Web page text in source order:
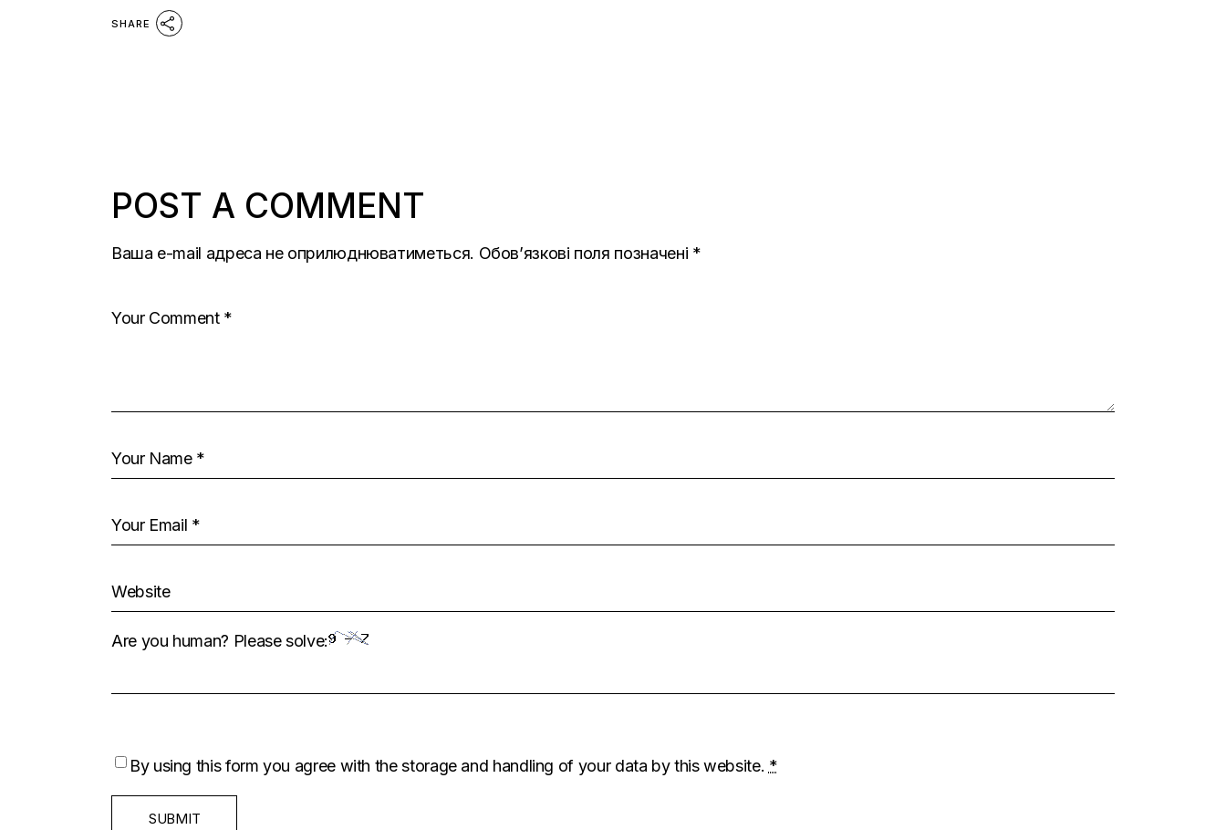
SHARE
POST A COMMENT
Ваша e-mail адреса не оприлюднюватиметься. Обов’язкові поля позначені *
Are you human? Please solve:
By using this form you agree with the storage and handling of your data by this website. *
SUBMIT